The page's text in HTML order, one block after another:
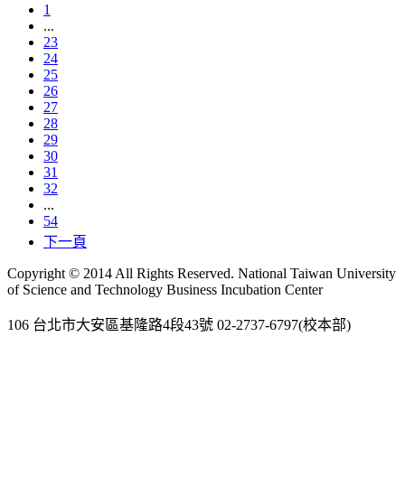
1
...
23
24
25
26
27
28
29
30
31
32
...
54
下一頁
Copyright © 2014 All Rights Reserved. National Taiwan University
of Science and Technology Business Incubation Center
106 台北市大安區基隆路4段43號 02-2737-6797(校本部)